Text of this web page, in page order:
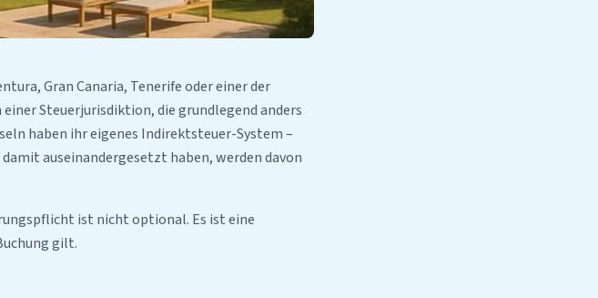
Gran Canaria, Tenerife oder einer der
Steuerjurisdiktion, die grundlegend anders
haben ihr eigenes Indirektsteuer-System –
auseinandergesetzt haben, werden davon
ist nicht optional. Es ist eine
gilt.